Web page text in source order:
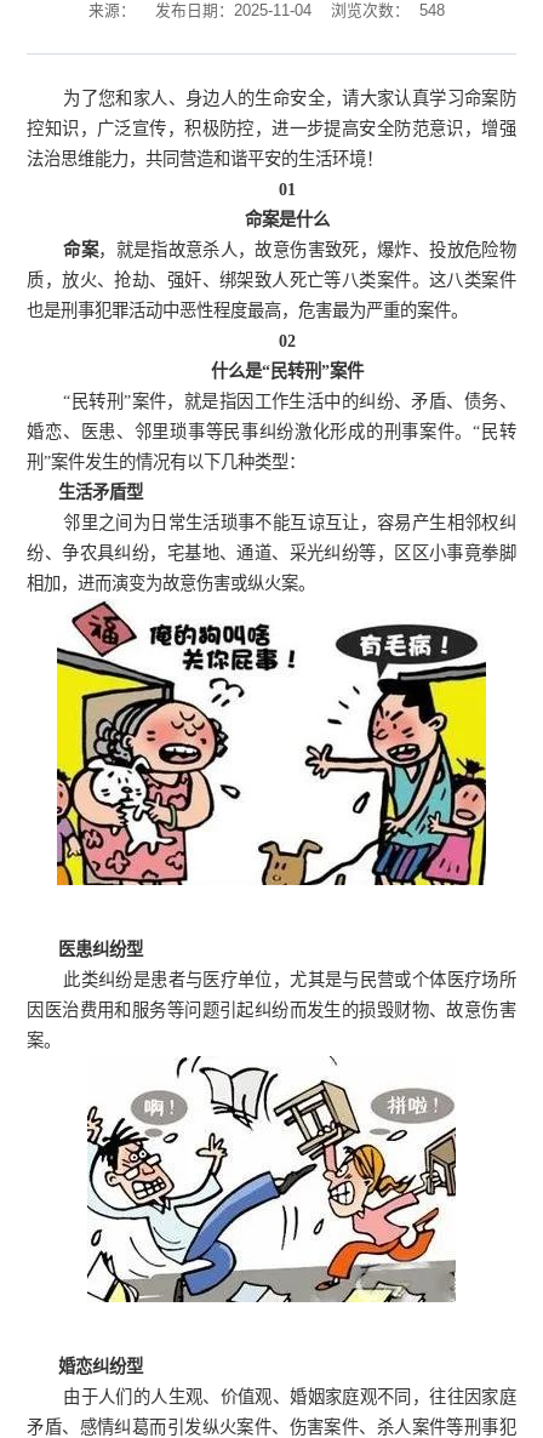
来源： 发布日期：2025-11-04 浏览次数： 548
为了您和家人、身边人的生命安全，请大家认真学习命案防
控知识，广泛宣传，积极防控，进一步提高安全防范意识，增强
法治思维能力，共同营造和谐平安的生活环境！
01
命案是什么
命案，就是指故意杀人，故意伤害致死，爆炸、投放危险物
质，放火、抢劫、强奸、绑架致人死亡等八类案件。这八类案件
也是刑事犯罪活动中恶性程度最高，危害最为严重的案件。
02
什么是“民转刑”案件
“民转刑”案件，就是指因工作生活中的纠纷、矛盾、债务、
婚恋、医患、邻里琐事等民事纠纷激化形成的刑事案件。“民转
刑”案件发生的情况有以下几种类型：
生活矛盾型
邻里之间为日常生活琐事不能互谅互让，容易产生相邻权纠
纷、争农具纠纷，宅基地、通道、采光纠纷等，区区小事竟拳脚
相加，进而演变为故意伤害或纵火案。
医患纠纷型
此类纠纷是患者与医疗单位，尤其是与民营或个体医疗场所
因医治费用和服务等问题引起纠纷而发生的损毁财物、故意伤害
案。
婚恋纠纷型
由于人们的人生观、价值观、婚姻家庭观不同，往往因家庭
矛盾、感情纠葛而引发纵火案件、伤害案件、杀人案件等刑事犯